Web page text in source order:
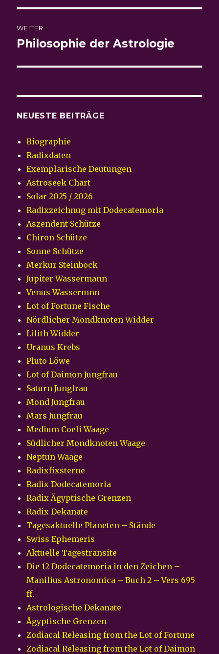
WEITER
Nächster
Philosophie der Astrologie
NEUESTE BEITRÄGE
Biographie
Radixdaten
Exemplarische Deutungen
Astroseek Chart
Solar 2025 / 2026
Radixzeichnug mit Dodecatemoria
Aszendent Schütze
Chiron Schütze
Sonne Schütze
Merkur Steinbock
Jupiter Wassermann
Venus Wassermnn
Lot of Fortune Fische
Nördlicher Mondknoten Widder
Lilith Widder
Uranus Krebs
Pluto Löwe
Lot of Daimon Jungfrau
Saturn Jungfrau
Mond Jungfrau
Mars Jungfrau
Medium Coeli Waage
Südlicher Mondknoten Waage
Neptun Waage
Radixfixsterne
Radix Dodecatemoria
Radix Ägyptische Grenzen
Radix Dekanate
Tagesaktuelle Planeten – Stände
Swiss Ephemeris
Aktuelle Tagestransite
Die 12 Dodecatemoria in den Zeichen –
Manilius Astronomica – Buch 2 – Vers 695
ff.
Astrologische Dekanate
Ägyptische Grenzen
Zodiacal Releasing from the Lot of Fortune
Zodiacal Releasing from the Lot of Daimon